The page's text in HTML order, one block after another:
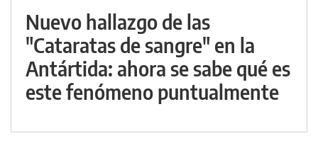
Nuevo hallazgo de las
"Cataratas de sangre" en la
Antártida: ahora se sabe qué es
este fenómeno puntualmente